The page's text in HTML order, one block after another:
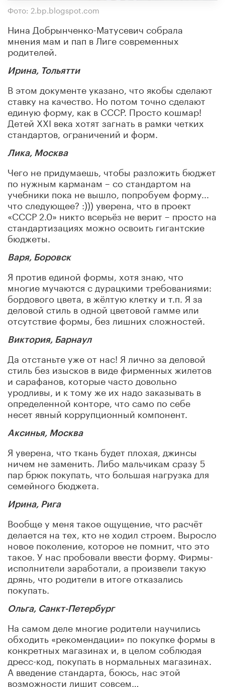
Фото: 2.bp.blogspot.com
Нина Добрынченко-Матусевич собрала
мнения мам и пап в Лиге современных
родителей.
Ирина, Тольятти
В этом документе указано, что якобы сделают
ставку на качество. Но потом точно сделают
единую форму, как в СССР. Просто кошмар!
Детей XXI века хотят загнать в рамки четких
стандартов, ограничений и форм.
Лика, Москва
Чего не придумаешь, чтобы разложить бюджет
по нужным карманам – со стандартом на
учебники пока не вышло, попробуем форму...
что следующее? :))) уверена, что в проект
«СССР 2.0» никто всерьёз не верит – просто на
стандартизациях можно освоить гигантские
бюджеты.
Варя, Боровск
Я против единой формы, хотя знаю, что
многие мучаются с дурацкими требованиями:
бордового цвета, в жёлтую клетку и т.п. Я за
деловой стиль в одной цветовой гамме или
отсутствие формы, без лишних сложностей.
Виктория, Барнаул
Да отстаньте уже от нас! Я лично за деловой
стиль без изысков в виде фирменных жилетов
и сарафанов, которые часто довольно
уродливы, и к тому же их надо заказывать в
определенной конторе, что само по себе
несет явный коррупционный компонент.
Аксинья, Москва
Я уверена, что ткань будет плохая, джинсы
ничем не заменить. Либо мальчикам сразу 5
пар брюк покупать, что большая нагрузка для
семейного бюджета.
Ирина, Рига
Вообще у меня такое ощущение, что расчёт
делается на тех, кто не ходил строем. Выросло
новое поколение, которое не помнит, что это
такое. У нас пробовали ввести форму. Фирмы-
исполнители заработали, а произвели такую
дрянь, что родители в итоге отказались
покупать.
Ольга, Санкт-Петербург
На самом деле многие родители научились
обходить «рекомендации» по покупке формы в
конкретных магазинах и, в целом соблюдая
дресс-код, покупать в нормальных магазинах.
А введение стандарта, боюсь, нас этой
возможности лишит совсем…